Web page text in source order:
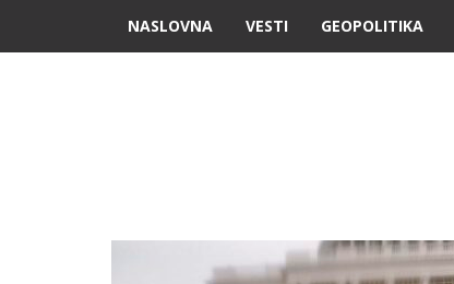
NASLOVNA VESTI GEOPOLITIKA